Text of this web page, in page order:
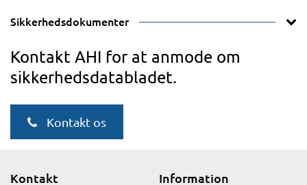
Sikkerhedsdokumenter
Kontakt AHI for at anmode om
sikkerhedsdatabladet.
Kontakt os
Kontakt Information